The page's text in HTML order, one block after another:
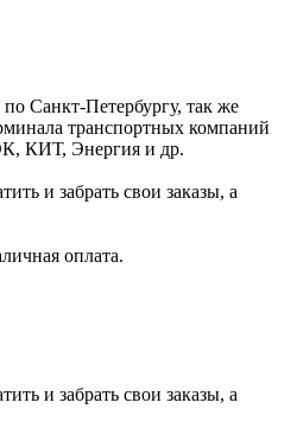
Санкт-Петербургу, так же
транспортных компаний
КИТ, Энергия и др.
и забрать свои заказы, а
оплата.
и забрать свои заказы, а